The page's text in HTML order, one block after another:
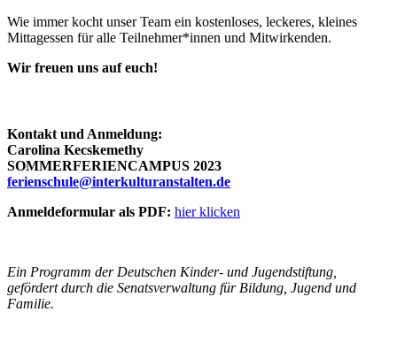
Wie immer kocht unser Team ein kostenloses, leckeres, kleines
Mittagessen für alle Teilnehmer*innen und Mitwirkenden.
Wir freuen uns auf euch!
Kontakt und Anmeldung:
Carolina Kecskemethy
SOMMERFERIENCAMPUS 2023
ferienschule@interkulturanstalten.de
Anmeldeformular als PDF: hier klicken
Ein Programm der Deutschen Kinder- und Jugendstiftung,
gefördert durch die Senatsverwaltung für Bildung, Jugend und
Familie.